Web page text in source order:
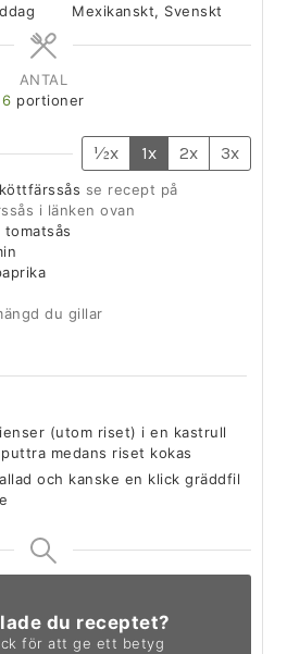
Mexikanskt, Svenskt
ANTAL
6 portioner
½x 1x 2x 3x
se recept på
i länken ovan
du gillar
(utom riset) i en kastrull
medans riset kokas
och kanske en klick gräddfil
du receptet?
för att ge ett betyg